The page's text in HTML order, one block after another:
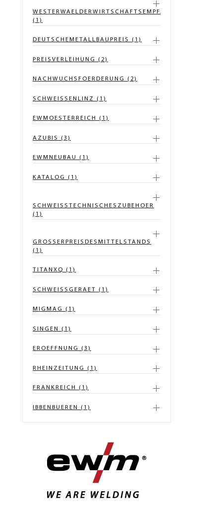
WESTERWAELDERWIRTSCHAFTSEMPFANG
(1)
DEUTSCHEMETALLBAUPREIS (1)
PREISVERLEIHUNG (2)
NACHWUCHSFOERDERUNG (2)
SCHWEISSENLINZ (1)
EWMOESTERREICH (1)
AZUBIS (3)
EWMNEUBAU (1)
KATALOG (1)
SCHWEISSTECHNISCHESZUBEHOER
(1)
GROSSERPREISDESMITTELSTANDS
(1)
TITANXQ (1)
SCHWEISSGERAET (1)
MIGMAG (1)
SINGEN (1)
EROEFFNUNG (3)
RHEINZEITUNG (1)
FRANKREICH (1)
IBBENBUEREN (1)